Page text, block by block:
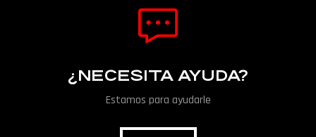
¿NECESITA AYUDA?
Estamos para ayudarle